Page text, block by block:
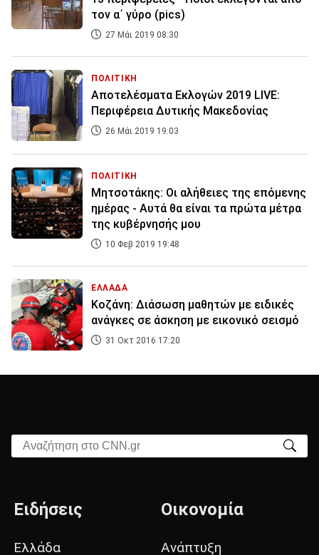
τον α΄ γύρο (pics)
27 Μάι 2019 08:30
ΠΟΛΙΤΙΚΗ
Αποτελέσματα Εκλογών 2019 LIVE:
Περιφέρεια Δυτικής Μακεδονίας
26 Μάι 2019 19:03
ΠΟΛΙΤΙΚΗ
Μητσοτάκης: Οι αλήθειες της επόμενης
ημέρας - Αυτά θα είναι τα πρώτα μέτρα
της κυβέρνησής μου
10 Φεβ 2019 19:48
ΕΛΛΑΔΑ
Κοζάνη: Διάσωση μαθητών με ειδικές
ανάγκες σε άσκηση με εικονικό σεισμό
31 Οκτ 2016 17:20
Αναζήτηση στο CNN.gr
Ειδήσεις
Ελλάδα
Οικονομία
Ανάπτυξη